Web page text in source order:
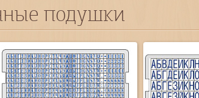
подушки